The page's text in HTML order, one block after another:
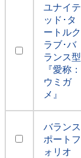
ユナイテ
ッド･タ
ートルク
ラブ･バ
ランス型
『愛称：
ウミガ
メ』
バランス
ポートフ
ォリオ